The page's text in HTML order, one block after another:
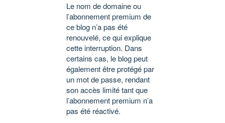
Le nom de domaine ou
l’abonnement premium de
ce blog n’a pas été
renouvelé, ce qui explique
cette interruption. Dans
certains cas, le blog peut
également être protégé par
un mot de passe, rendant
son accès limité tant que
l’abonnement premium n’a
pas été réactivé.